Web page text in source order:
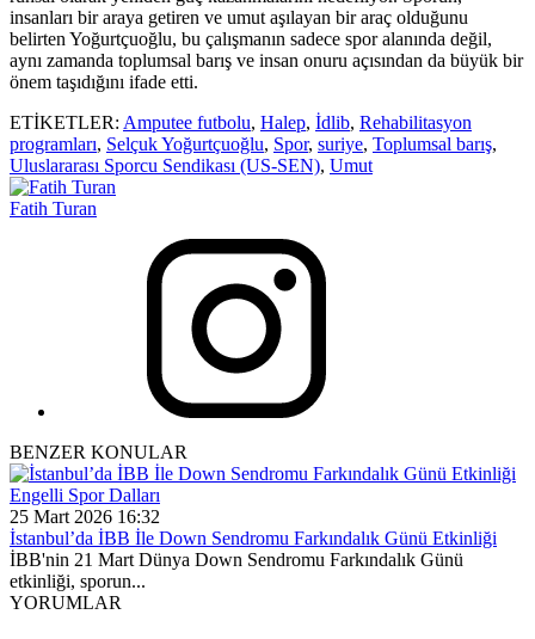
insanları bir araya getiren ve umut aşılayan bir araç olduğunu
belirten Yoğurtçuoğlu, bu çalışmanın sadece spor alanında değil,
aynı zamanda toplumsal barış ve insan onuru açısından da büyük bir
önem taşıdığını ifade etti.
ETİKETLER: Amputee futbolu, Halep, İdlib, Rehabilitasyon
programları, Selçuk Yoğurtçuoğlu, Spor, suriye, Toplumsal barış,
Uluslararası Sporcu Sendikası (US-SEN), Umut
Fatih Turan
BENZER KONULAR
Engelli Spor Dalları
25 Mart 2026 16:32
İstanbul’da İBB İle Down Sendromu Farkındalık Günü Etkinliği
İBB'nin 21 Mart Dünya Down Sendromu Farkındalık Günü
etkinliği, sporun...
YORUMLAR